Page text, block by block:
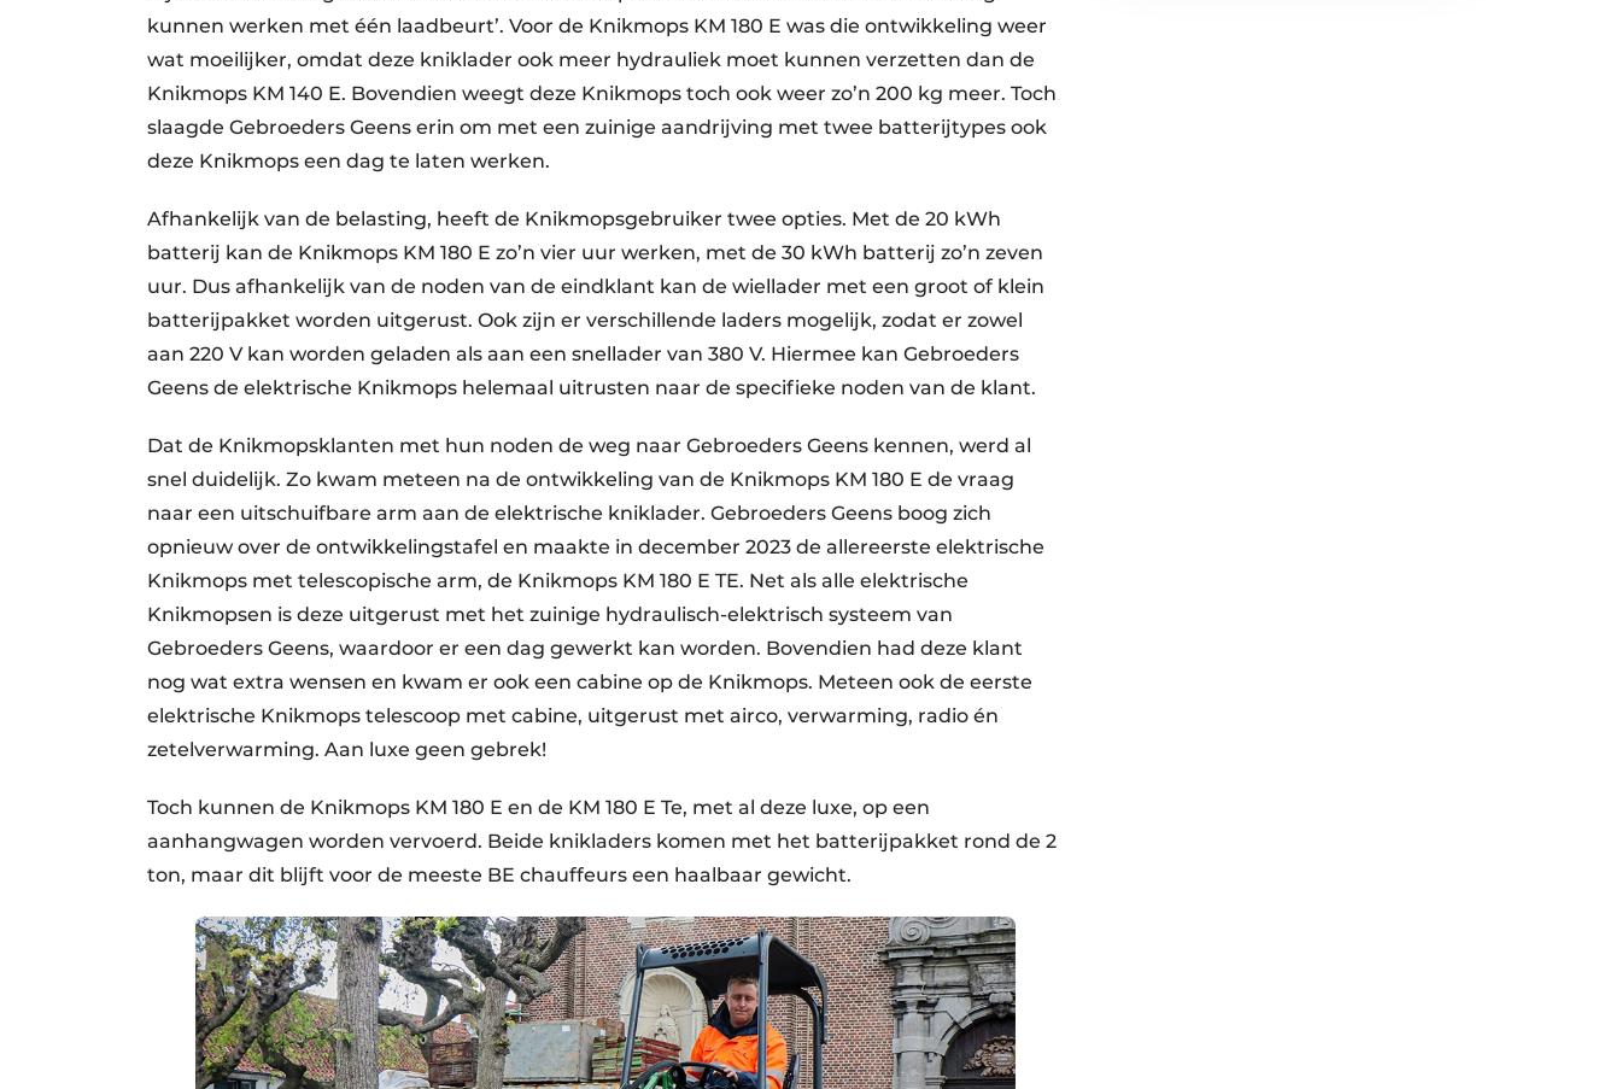
kunnen werken met één laadbeurt’. Voor de Knikmops KM 180 E was die ontwikkeling weer
wat moeilijker, omdat deze kniklader ook meer hydrauliek moet kunnen verzetten dan de
Knikmops KM 140 E. Bovendien weegt deze Knikmops toch ook weer zo’n 200 kg meer. Toch
slaagde Gebroeders Geens erin om met een zuinige aandrijving met twee batterijtypes ook
deze Knikmops een dag te laten werken.
Afhankelijk van de belasting, heeft de Knikmopsgebruiker twee opties. Met de 20 kWh
batterij kan de Knikmops KM 180 E zo’n vier uur werken, met de 30 kWh batterij zo’n zeven
uur. Dus afhankelijk van de noden van de eindklant kan de wiellader met een groot of klein
batterijpakket worden uitgerust. Ook zijn er verschillende laders mogelijk, zodat er zowel
aan 220 V kan worden geladen als aan een snellader van 380 V. Hiermee kan Gebroeders
Geens de elektrische Knikmops helemaal uitrusten naar de specifieke noden van de klant.
Dat de Knikmopsklanten met hun noden de weg naar Gebroeders Geens kennen, werd al
snel duidelijk. Zo kwam meteen na de ontwikkeling van de Knikmops KM 180 E de vraag
naar een uitschuifbare arm aan de elektrische kniklader. Gebroeders Geens boog zich
opnieuw over de ontwikkelingstafel en maakte in december 2023 de allereerste elektrische
Knikmops met telescopische arm, de Knikmops KM 180 E TE. Net als alle elektrische
Knikmopsen is deze uitgerust met het zuinige hydraulisch-elektrisch systeem van
Gebroeders Geens, waardoor er een dag gewerkt kan worden. Bovendien had deze klant
nog wat extra wensen en kwam er ook een cabine op de Knikmops. Meteen ook de eerste
elektrische Knikmops telescoop met cabine, uitgerust met airco, verwarming, radio én
zetelverwarming. Aan luxe geen gebrek!
Toch kunnen de Knikmops KM 180 E en de KM 180 E Te, met al deze luxe, op een
aanhangwagen worden vervoerd. Beide knikladers komen met het batterijpakket rond de 2
ton, maar dit blijft voor de meeste BE chauffeurs een haalbaar gewicht.